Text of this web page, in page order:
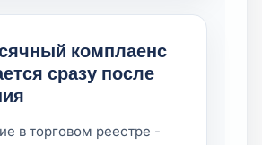
комплаенс
сразу после
в торговом реестре -